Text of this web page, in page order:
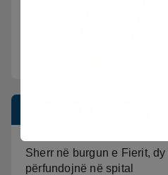
Sherr në burgun e Fierit,
përfundojnë në spital